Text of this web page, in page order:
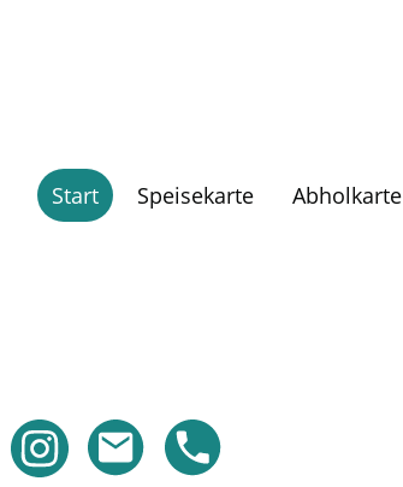
Start Speisekarte Abholkarte